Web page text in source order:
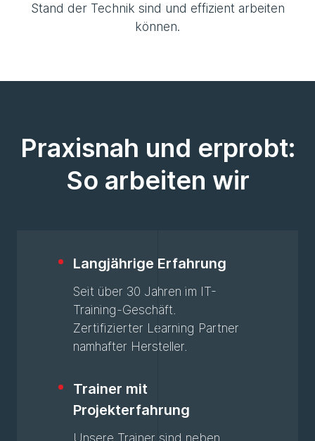
Stand der Technik sind und effizient arbeiten
können.
Praxisnah und erprobt:
So arbeiten wir
Langjährige Erfahrung
Seit über 30 Jahren im IT-
Training-Geschäft.
Zertifizierter Learning Partner
namhafter Hersteller.
Trainer mit
Projekterfahrung
Unsere Trainer sind neben